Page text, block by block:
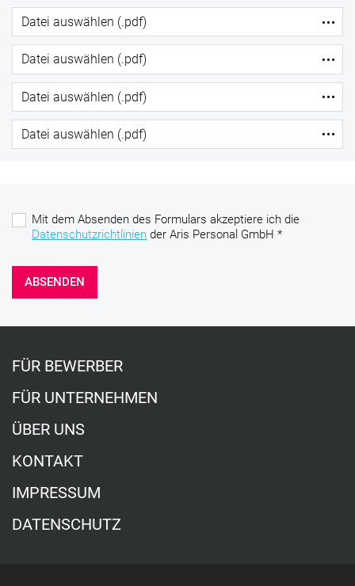
Mit dem Absenden des Formulars akzeptiere ich die
Datenschutzrichtlinien der Aris Personal GmbH *
ABSENDEN
FÜR BEWERBER
FÜR UNTERNEHMEN
ÜBER UNS
KONTAKT
IMPRESSUM
DATENSCHUTZ